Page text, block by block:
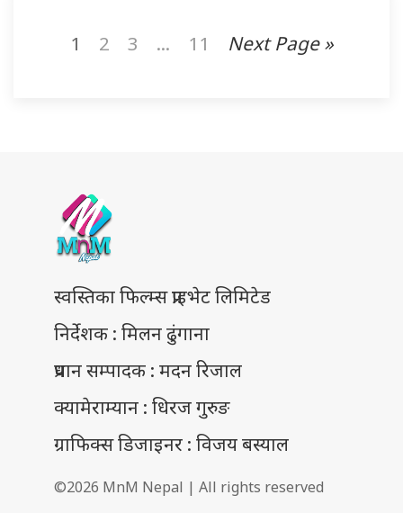
1 2 3 ... 11 Next Page »
स्वस्तिका फिल्म्स प्राइभेट लिमिटेड
निर्देशक : मिलन ढुंगाना
प्रधान सम्पादक : मदन रिजाल
क्यामेराम्यान : धिरज गुरुङ
ग्राफिक्स डिजाइनर : विजय बस्याल
©2026 MnM Nepal | All rights reserved